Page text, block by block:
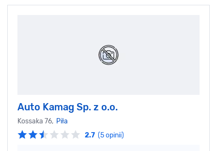
Auto Kamag Sp. z o.o.
Kossaka 76, Piła
2.7 (5 opinii)